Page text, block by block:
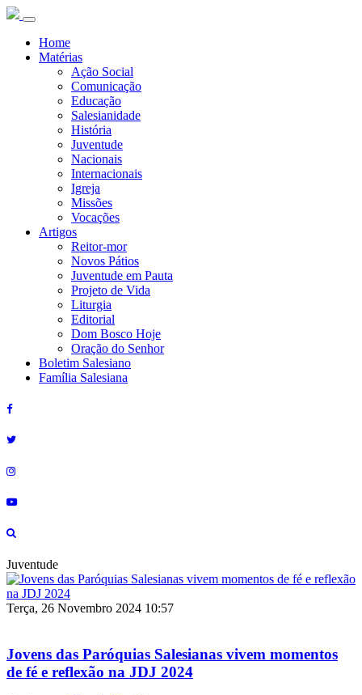
Home
Matérias
Ação Social
Comunicação
Educação
Salesianidade
História
Juventude
Nacionais
Internacionais
Igreja
Missões
Vocações
Artigos
Reitor-mor
Novos Pátios
Juventude em Pauta
Projeto de Vida
Liturgia
Editorial
Dom Bosco Hoje
Oração do Senhor
Boletim Salesiano
Família Salesiana
Juventude
Terça, 26 Novembro 2024 10:57
Jovens das Paróquias Salesianas vivem momentos
de fé e reflexão na JDJ 2024